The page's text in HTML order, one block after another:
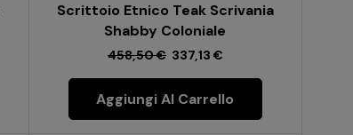
Scrittoio Etnico Teak Scrivania
Shabby Coloniale
458,50€ 337,13 €
Aggiungi Al Carrello